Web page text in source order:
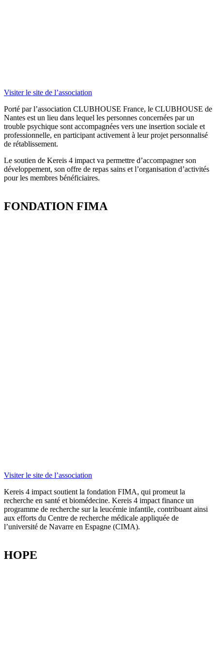
Visiter le site de l’association
Porté par l’association CLUBHOUSE France, le CLUBHOUSE de
Nantes est un lieu dans lequel les personnes concernées par un
trouble psychique sont accompagnées vers une insertion sociale et
professionnelle, en participant activement à leur projet personnalisé
de rétablissement.
Le soutien de Kereis 4 impact va permettre d’accompagner son
développement, son offre de repas sains et l’organisation d’activités
pour les membres bénéficiaires.
FONDATION FIMA
Visiter le site de l’association
Kereis 4 impact soutient la fondation FIMA, qui promeut la
recherche en santé et biomédecine. Kereis 4 impact finance un
programme de recherche sur la leucémie infantile, contribuant ainsi
aux efforts du Centre de recherche médicale appliquée de
l’université de Navarre en Espagne (CIMA).
HOPE